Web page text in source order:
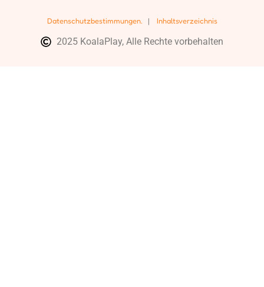
Datenschutzbestimmungen. | Inhaltsverzeichnis
2025 KoalaPlay, Alle Rechte vorbehalten